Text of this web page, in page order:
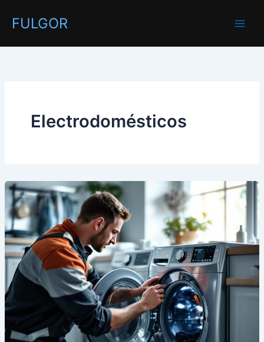
FULGOR
Electrodomésticos